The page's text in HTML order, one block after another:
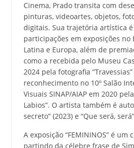
Cinema, Prado transita com
pinturas, videoartes, objetos,
digitais. Sua trajetória artística
participações em exposições no
Latina e Europa, além de
como a recebida pelo Museu
2024 pela fotografia
reconhecimento no 10º Salão
Visuais SINAP/AIAP em 2020
Labios”. O artista também é
secreto” (2023) e “Que será,
A exposição “FEMININOS” é um
partindo da célebre frase de